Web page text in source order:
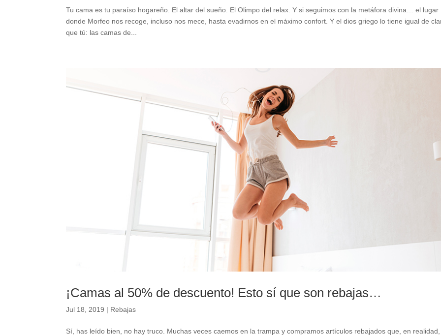
Tu cama es tu paraíso hogareño. El altar del sueño. El Olimpo del relax. Y si seguimos con la metáfora divina… el lugar
donde Morfeo nos recoge, incluso nos mece, hasta evadirnos en el máximo confort. Y el dios griego lo tiene igual de
que tú: las camas de...
¡Camas al 50% de descuento! Esto sí que son rebajas…
Jul 18, 2019 | Rebajas
Sí, has leído bien, no hay truco. Muchas veces caemos en la trampa y compramos artículos rebajados que, en